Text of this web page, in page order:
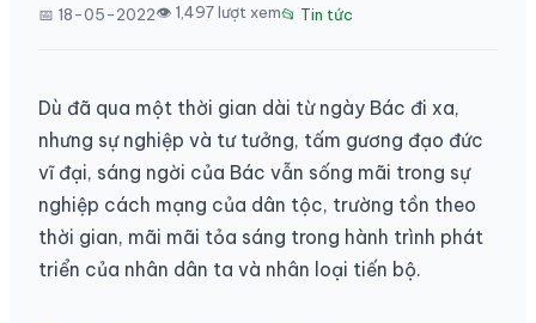
📅 18-05-2022👁 1,497 lượt xem📂 Tin tức
Dù đã qua một thời gian dài từ ngày Bác đi xa,
nhưng sự nghiệp và tư tưởng, tấm gương đạo đức
vĩ đại, sáng ngời của Bác vẫn sống mãi trong sự
nghiệp cách mạng của dân tộc, trường tồn theo
thời gian, mãi mãi tỏa sáng trong hành trình phát
triển của nhân dân ta và nhân loại tiến bộ.